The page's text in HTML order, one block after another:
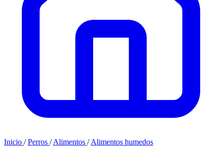
Inicio / Perros / Alimentos / Alimentos humedos